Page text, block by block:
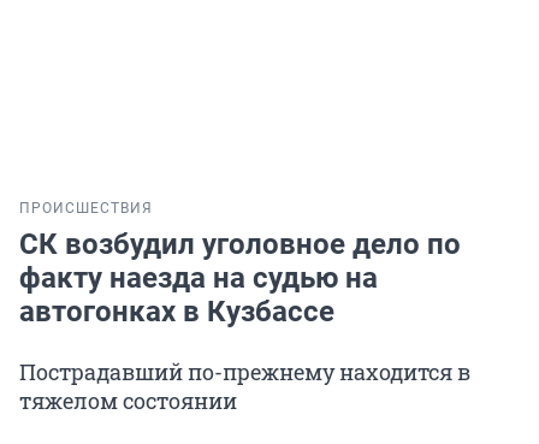
ПРОИСШЕСТВИЯ
СК возбудил уголовное дело по
факту наезда на судью на
автогонках в Кузбассе
Пострадавший по-прежнему находится в
тяжелом состоянии